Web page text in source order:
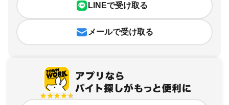
LINEで受け取る
メールで受け取る